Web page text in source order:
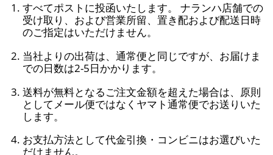
すべてポストに投函いたします。 ナランハ店舗での
受け取り、および営業所留、置き配および配送日時
のご指定はいただけません。
当社よりの出荷は、通常便と同じですが、お届けま
での日数は2-5日かかります。
送料が無料となるご注文金額を超えた場合は、原則
としてメール便ではなくヤマト通常便でお送りいた
します。
お支払方法として代金引換・コンビニはお選びいた
だけません。